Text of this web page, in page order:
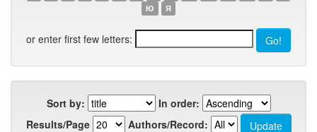
Ю
Я
or enter first few letters:
Sort by:
In order:
Results/Page
Authors/Record: